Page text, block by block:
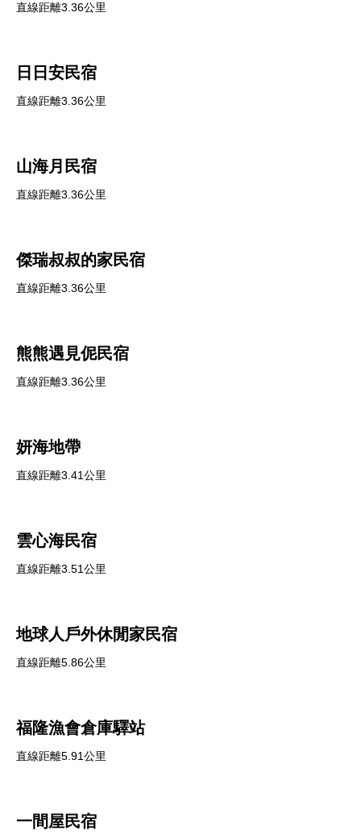
直線距離3.36公里
日日安民宿
直線距離3.36公里
山海月民宿
直線距離3.36公里
傑瑞叔叔的家民宿
直線距離3.36公里
熊熊遇見伲民宿
直線距離3.36公里
妍海地帶
直線距離3.41公里
雲心海民宿
直線距離3.51公里
地球人戶外休閒家民宿
直線距離5.86公里
福隆漁會倉庫驛站
直線距離5.91公里
一間屋民宿